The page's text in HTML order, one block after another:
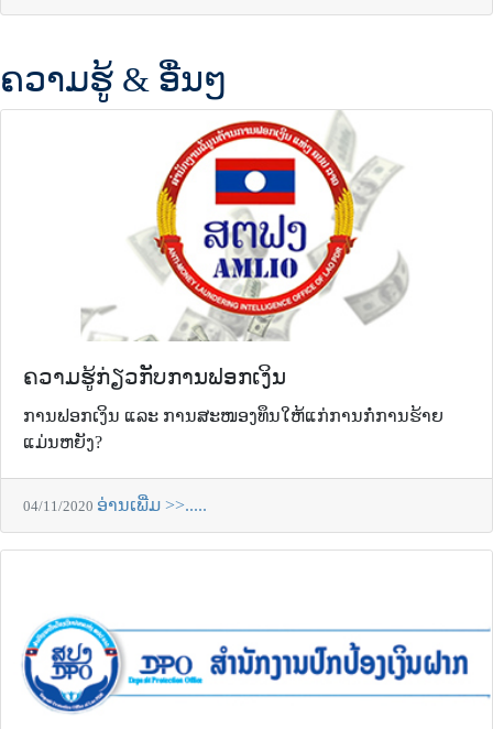
ຄວາມຮູ້ & ອື່ນໆ
ຄວາມຮູ້ກ່ຽວກັບການຟອກເງິນ
ການຟອກເງິນ ແລະ ການສະໜອງທຶນໃຫ້ແກ່ການກໍ່ການຮ້າຍ
ແມ່ນຫຍັງ?
04/11/2020 ອ່ານເພີ່ມ >>.....